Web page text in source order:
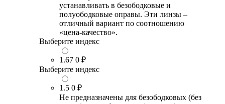
устанавливать в безободковые и
полуободковые оправы. Эти линзы –
отличный вариант по соотношению
«цена-качество».
Выберите индекс
1.67 0 ₽
Выберите индекс
1.5 0 ₽
Не предназначены для безободковых (без